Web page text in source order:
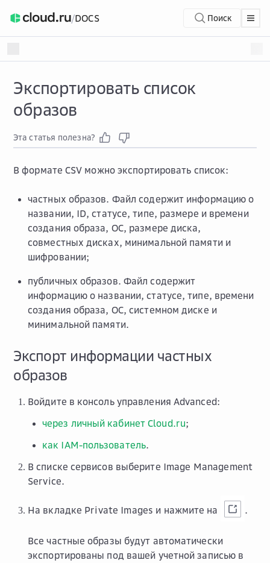
/DOCS Поиск
Экспортировать список
образов
Эта статья полезна?
В формате CSV можно экспортировать список:
частных образов. Файл содержит информацию о
названии, ID, статусе, типе, размере и времени
создания образа, ОС, размере диска,
совместных дисках, минимальной памяти и
шифровании;
публичных образов. Файл содержит
информацию о названии, статусе, типе, времени
создания образа, ОС, системном диске и
минимальной памяти.
Экспорт информации частных
образов
Войдите в консоль управления Advanced:
через личный кабинет Cloud.ru;
как IAM-пользователь.
В списке сервисов выберите Image Management
Service.
На вкладке Private Images и нажмите на .
Все частные образы будут автоматически
экспортированы под вашей учетной записью в